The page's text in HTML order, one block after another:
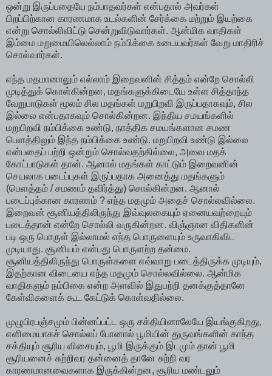
ஒன்று இருப்பதையே நம்பாதவர்கள் என்பதால் அவர்கள்
பிறப்பிற்கான காரணமாக உடல்களின் சேர்க்கை மற்றும் இயற்கை
என்று சொல்லிவிட்டு சென்றுவிடுவார்கள். ஆன்மிக வாதிகள்
இம்மை மறுமையிலெல்லாம் நம்பிக்கை உடையவர்கள் வேறு மாதிரிச்
சொல்வார்கள்.
எந்த மதமானாலும் எல்லாம் இறைவனின் சித்தம் என்றே சொல்லி
முடித்துக் கொள்கின்றன, மதங்களுக்கிடையே உள்ள சித்தாந்த
வேறுபாடுகள் மூலம் சில மதங்கள் மறுபிறவி இருப்பதாகவும், சில
இல்லை என்பதாகவும் சொல்கின்றன. இந்திய சமயங்களில்
மறுபிறவி நம்பிக்கை உண்டு, நாத்திக சமயங்களான சமண
பெளத்திலும் இந்த நம்பிக்கை உண்டு. மறுபிறவி உண்டு இல்லை
என்பதைப் பற்றி ஒன்றும் சொல்வதற்கில்லை, அவை மதக்
கோட்பாடுகள் தான். ஆனால் மதங்கள் காட்டும் இறைவனின்
செயலாக படைப்புகள் இருப்பதாக அனைத்து மதங்களும்
(பெளத்தம் / சமணம் தவிர்த்து) சொல்கின்றன. ஆனால்
படைப்புக்கான காரணம் ? எந்த மதமும் அதைச் சொல்லவில்லை.
இறைவன் சூனியத்திலிருந்து இவ்வுலகையும் ஏனையவற்றையும்
படைத்தான் என்றே சொல்லி வருகின்றன. விஞ்ஞான விதிகளின்
படி ஒரு பொருள் இல்லாமல் எந்த பொருளையும் உருவாகிவிட
முடியாது. சூனியம் என்பது பொருளற்ற தன்மை.
சூனியத்திலிருந்து பொருள்களை எவ்வாறு படைத்திருக்க முடியும்,
இதற்கான விடையை எந்த மதமும் சொல்லவில்லை. ஆன்மிக
வாதிகளும் நம்பிகை என்ற அளவில் இதுபற்றி தனக்குத்தானே
கேள்விகளைக் கூட கேட்டுக் கொள்வதில்லை.
முழுபிரபஞ்சமும் பின்னப்பட்ட ஒரு சக்தியினாலேயே இயங்குகிறது,
எளிமையாகச் சொல்லப் போனால் பூமியின் துருவங்களின் காந்த
சக்தியும் சூரிய விசையும், பூமி இருக்கும் இடமும் தான் பூமி
சூரியனைச் சுற்றிவர தன்னைத் தானே சுற்றி வர
காரணமானவைகளாக இருக்கின்றன, சூரிய மண்டலும்